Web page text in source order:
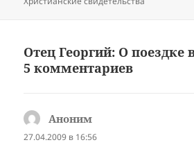
Отец Георгий: О поездке
5 комментариев
Аноним
27.04.2009 в 16:56